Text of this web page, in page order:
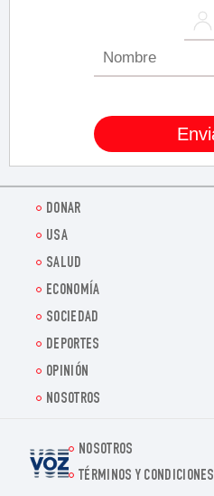
DONAR
USA
SALUD
ECONOMÍA
SOCIEDAD
DEPORTES
OPINIÓN
NOSOTROS
Voz.us
NOSOTROS
TÉRMINOS Y CONDICIONES